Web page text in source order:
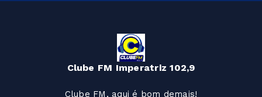
Clube FM Imperatriz 102,9
Clube FM, aqui é bom demais!